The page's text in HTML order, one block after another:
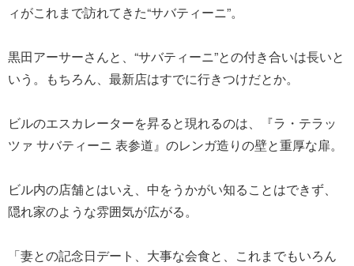
ィがこれまで訪れてきた“サバティーニ”。
黒田アーサーさんと、“サバティーニ”との付き合いは長いと
いう。もちろん、最新店はすでに行きつけだとか。
ビルのエスカレーターを昇ると現れるのは、『ラ・テラッ
ツァ サバティーニ 表参道』のレンガ造りの壁と重厚な扉。
ビル内の店舗とはいえ、中をうかがい知ることはできず、
隠れ家のような雰囲気が広がる。
「妻との記念日デート、大事な会食と、これまでもいろん